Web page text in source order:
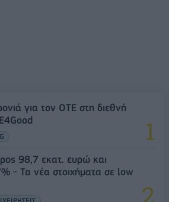
για τον ΟΤΕ στη διεθνή
98,7 εκατ. ευρώ και
- Τα νέα στοιχήματα σε low